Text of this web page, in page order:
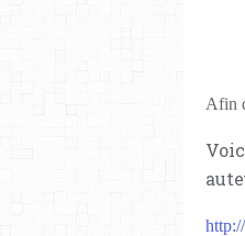
Afin